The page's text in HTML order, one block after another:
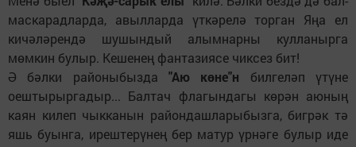
маскарадларда, авылларда үткәрелә торган Яңа ел
кичәләрендә шушындый алымнарны кулланырга
мөмкин булыр. Кешенең фантазиясе чиксез бит!
Ә бәлки районыбызда "Аю көне"н билгеләп үтүне
оештырыргадыр... Балтач флагындагы көрән аюның
каян килеп чыкканын райондашларыбызга, бигрәк тә
яшь буынга, ирештерүнең бер матур үрнәге булыр иде